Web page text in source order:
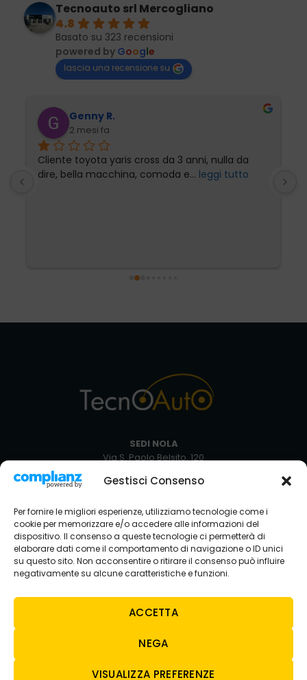
Gestisci Consenso
Per fornire le migliori esperienze, utilizziamo tecnologie come i
cookie per memorizzare e/o accedere alle informazioni del
dispositivo. Il consenso a queste tecnologie ci permetterà di
elaborare dati come il comportamento di navigazione o ID unici
su questo sito. Non acconsentire o ritirare il consenso può influire
negativamente su alcune caratteristiche e funzioni.
ACCETTA
NEGA
VISUALIZZA PREFERENZE
Tecnoauto srl Mercogliano
4.8
Basato su 323 recensioni
powered by Google
lascia una recensione su
Genny R.
2 mesi fa
Cliente toyota yaris cross da 3 anni, nulla da
dire, bella macchina, comoda e... leggi tutto
SEDI NOLA
Via S. Paolo Belsito, 120
+39 081 5129051
Via Circumvallazione Snc
80035 Nola NA
+39 081 8234429
SEDE AVELLINO
Via Nazionale Torrette
+39 0825 683208
CONTATTI
E-MAIL